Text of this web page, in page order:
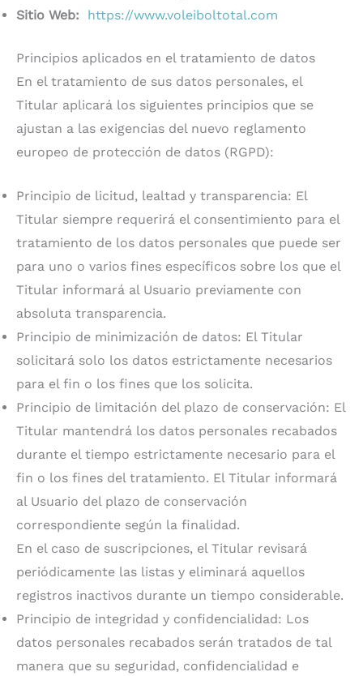
Sitio Web:
https://www.voleiboltotal.com
Principios aplicados en el tratamiento de datos
En el tratamiento de sus datos personales, el
Titular aplicará los siguientes principios que se
ajustan a las exigencias del nuevo reglamento
europeo de protección de datos (RGPD):
Principio de licitud, lealtad y transparencia: El
Titular siempre requerirá el consentimiento para el
tratamiento de los datos personales que puede ser
para uno o varios fines específicos sobre los que el
Titular informará al Usuario previamente con
absoluta transparencia.
Principio de minimización de datos: El Titular
solicitará solo los datos estrictamente necesarios
para el fin o los fines que los solicita.
Principio de limitación del plazo de conservación: El
Titular mantendrá los datos personales recabados
durante el tiempo estrictamente necesario para el
fin o los fines del tratamiento. El Titular informará
al Usuario del plazo de conservación
correspondiente según la finalidad.
En el caso de suscripciones, el Titular revisará
periódicamente las listas y eliminará aquellos
registros inactivos durante un tiempo considerable.
Principio de integridad y confidencialidad: Los
datos personales recabados serán tratados de tal
manera que su seguridad, confidencialidad e